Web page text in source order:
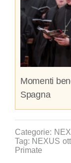
Momenti
Spagna
Categorie:
Tag: NEXUS
Primate